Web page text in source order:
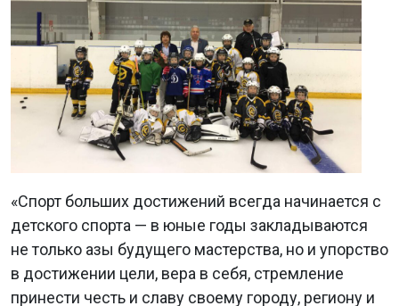
«Спорт больших достижений всегда начинается с
детского спорта — в юные годы закладываются
не только азы будущего мастерства, но и упорство
в достижении цели, вера в себя, стремление
принести честь и славу своему городу, региону и